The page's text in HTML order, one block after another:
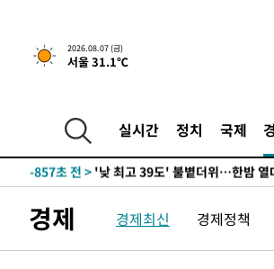
2026.08.07 (금)
서울 31.1℃
실시간 정치 국제
-3877초 전 >[속보]합참 "北 발사체는 단거리
-3625초 전 >日방위성, 北이 동해로 쏜 발사체
-1461초 전 >
[속보]합참 "북, 동해상으로 미상
-857초 전 >
-816초 전 > [속보]7~9일 프로야구 3연전도
-305초 전 >
'월드컵 탈락 후폭풍' 축구협회…
-145초 전 >서울 낮 37.9도, 올여름 최고치
경제 경제최신 경제정책